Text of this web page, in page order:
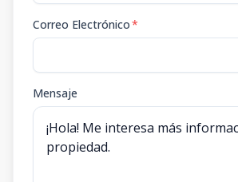
Correo Electrónico*
Mensaje